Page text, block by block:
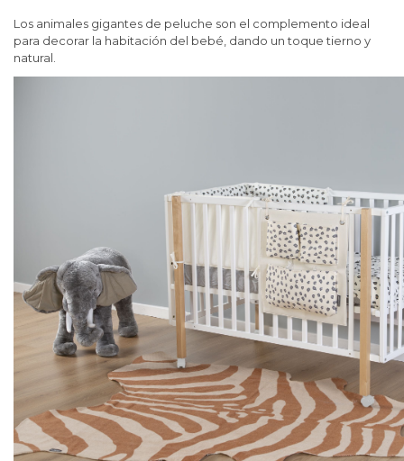
Los animales gigantes de peluche son el complemento ideal
para decorar la habitación del bebé, dando un toque tierno y
natural.